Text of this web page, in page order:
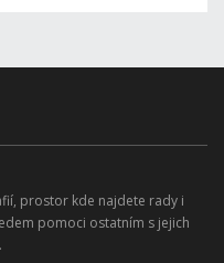
prostor kde najdete rady i
pomoci ostatním s jejich